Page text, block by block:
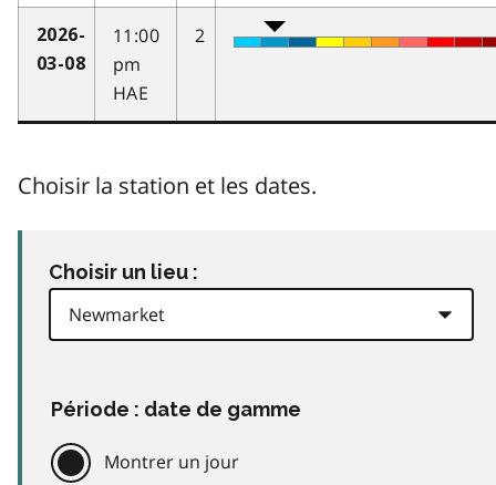
2026-
03-08
11:00
pm
HAE
2
Choisir la station et les dates.
Choisir un lieu :
Période : date de gamme
Montrer un jour